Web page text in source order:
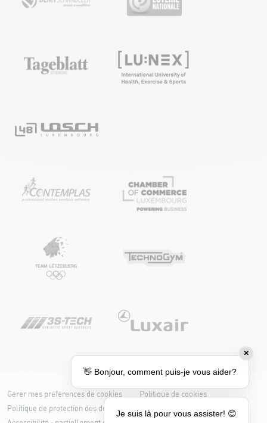
Gérer mes préférences de cookies
Politique de cookies
Politique de protection des données
✕
👋 Bonjour, comment puis-je vous aider?
Je suis là pour vous assister! 😊